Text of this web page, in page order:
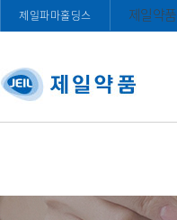
제일파마홀딩스 제일약품